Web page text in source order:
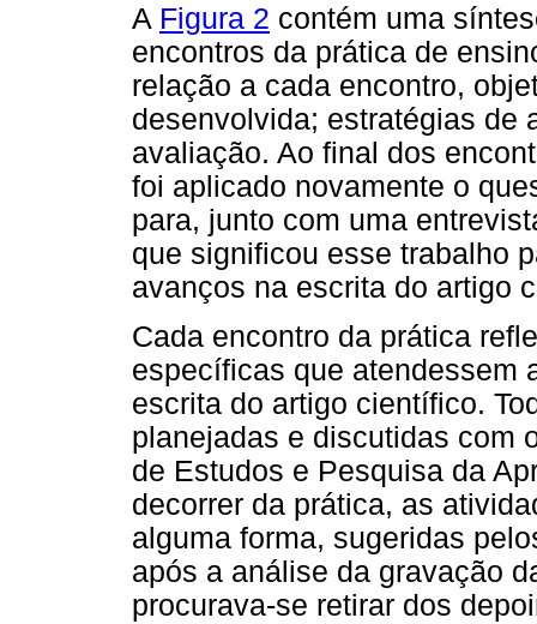
A Figura 2 contém uma
encontros da prática de
relação a cada encontro,
desenvolvida; estratégias de
avaliação. Ao final dos
foi aplicado novamente o
para, junto com uma
que significou esse trabalho
avanços na escrita do artigo
Cada encontro da prática
específicas que atendessem
escrita do artigo científico.
planejadas e discutidas com
de Estudos e Pesquisa da
decorrer da prática, as
alguma forma, sugeridas
após a análise da gravação
procurava-se retirar dos